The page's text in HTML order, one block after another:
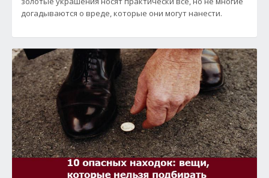
догадываются о вреде, которые они могут нанести.